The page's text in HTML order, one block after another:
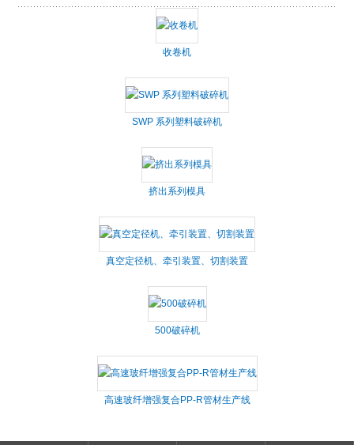
收卷机
SWP 系列塑料破碎机
挤出系列模具
真空定径机、牵引装置、切割装置
500破碎机
高速玻纤增强复合PP-R管材生产线